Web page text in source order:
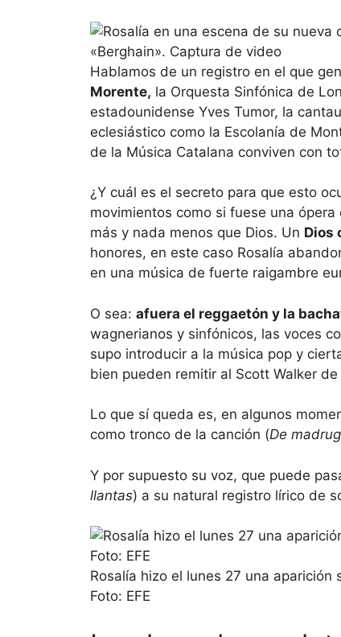
«Berghain». Captura de video
Hablamos de un registro en el que
Morente, la Orquesta Sinfónica de
estadounidense Yves Tumor, la
eclesiástico como la Escolanía de
de la Música Catalana conviven con
¿Y cuál es el secreto para que esto
movimientos como si fuese una
más y nada menos que Dios. Un Dios
honores, en este caso Rosalía
en una música de fuerte raigambre
O sea: afuera el reggaetón y la
wagnerianos y sinfónicos, las voces
supo introducir a la música pop y
bien pueden remitir al Scott Walker de
Lo que sí queda es, en algunos
como tronco de la canción (De
Y por supuesto su voz, que puede
llantas) a su natural registro lírico de
Rosalía hizo el lunes 27 una
Foto: EFE